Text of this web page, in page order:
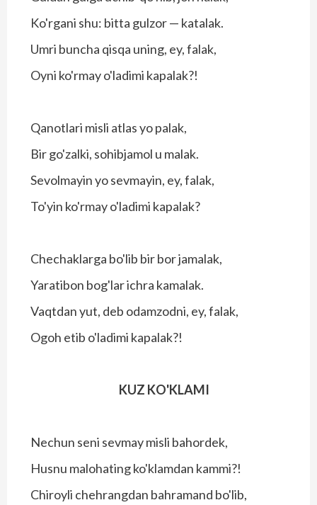
Ko'rgani shu: bitta gulzor — katalak.
Umri buncha qisqa uning, ey, falak,
Oyni ko'rmay o'ladimi kapalak?!
Qanotlari misli atlas yo palak,
Bir go'zalki, sohibjamol u malak.
Sevolmayin yo sevmayin, ey, falak,
To'yin ko'rmay o'ladimi kapalak?
Chechaklarga bo'lib bir bor jamalak,
Yaratibon bog'lar ichra kamalak.
Vaqtdan yut, deb odamzodni, ey, falak,
Ogoh etib o'ladimi kapalak?!
KUZ KO'KLAMI
Nechun seni sevmay misli bahordek,
Husnu malohating ko'klamdan kammi?!
Chiroyli chehrangdan bahramand bo'lib,